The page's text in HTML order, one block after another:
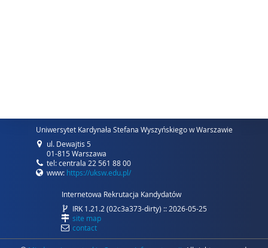
Uniwersytet Kardynała Stefana Wyszyńskiego w Warszawie
ul. Dewajtis 5
01-815 Warszawa
tel: centrala 22 561 88 00
www: https://uksw.edu.pl/
Internetowa Rekrutacja Kandydatów
IRK 1.21.2 (02c3a373-dirty) :: 2026-05-25
site map
contact